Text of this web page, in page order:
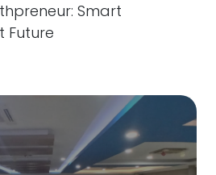
Smart
Future